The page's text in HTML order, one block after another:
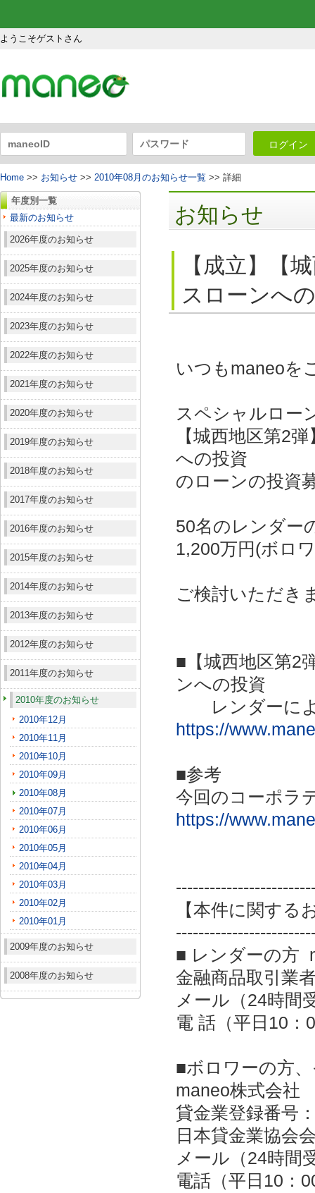
ようこそゲストさん
ログイン
Home >> お知らせ >> 2010年08月のお知らせ一覧 >> 詳細
年度別一覧
最新のお知らせ
2026年度のお知らせ
2025年度のお知らせ
2024年度のお知らせ
2023年度のお知らせ
2022年度のお知らせ
2021年度のお知らせ
2020年度のお知らせ
2019年度のお知らせ
2018年度のお知らせ
2017年度のお知らせ
2016年度のお知らせ
2015年度のお知らせ
2014年度のお知らせ
2013年度のお知らせ
2012年度のお知らせ
2011年度のお知らせ
2010年度のお知らせ
2010年12月
2010年11月
2010年10月
2010年09月
2010年08月
2010年07月
2010年06月
2010年05月
2010年04月
2010年03月
2010年02月
2010年01月
2009年度のお知らせ
2008年度のお知らせ
お知らせ
【成立】【
スローンへ
いつもmaneoを
スペシャルロー
【城西地区第2
への投資
のローンの投資
50名のレンダー
1,200万円(ボロ
ご検討いただき
■【城西地区第2
ンへの投資
レンダーによ
https://
■参考
今回のコーポラ
https://
【本件に関する
■ レンダーの方
金融商品取引業
メール（24時間
電 話（平日10：
■ボロワーの方
maneo株式会社
貸金業登録番号
日本貸金業協会
メール（24時
電話（平日10：